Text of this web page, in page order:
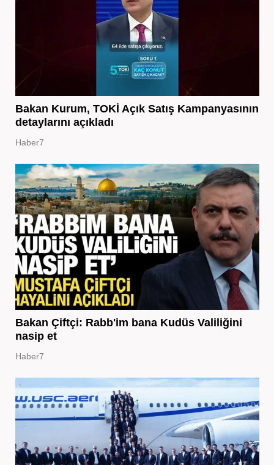
Bakan Kurum, TOKİ Açık Satış Kampanyasının
detaylarını açıkladı
Haber7
Bakan Çiftçi: Rabb'im bana Kudüs Valiliğini
nasip et
Haber7